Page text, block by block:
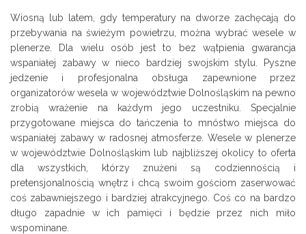
Wiosną lub latem, gdy temperatury na dworze zachęcają do
przebywania na świeżym powietrzu, można wybrać wesele w
plenerze. Dla wielu osób jest to bez wątpienia gwarancja
wspaniałej zabawy w nieco bardziej swojskim stylu. Pyszne
jedzenie i profesjonalna obsługa zapewnione przez
organizatorów wesela w województwie Dolnośląskim na pewno
zrobią wrażenie na każdym jego uczestniku. Specjalnie
przygotowane miejsca do tańczenia to mnóstwo miejsca do
wspaniałej zabawy w radosnej atmosferze. Wesele w plenerze
w województwie Dolnośląskim lub najbliższej okolicy to oferta
dla wszystkich, którzy znużeni są codziennością i
pretensjonalnością wnętrz i chcą swoim gościom zaserwować
coś zabawniejszego i bardziej atrakcyjnego. Coś co na bardzo
długo zapadnie w ich pamięci i będzie przez nich miło
wspominane.